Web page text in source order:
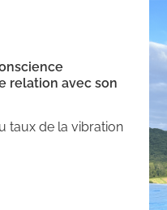
relation avec son
taux de la vibration